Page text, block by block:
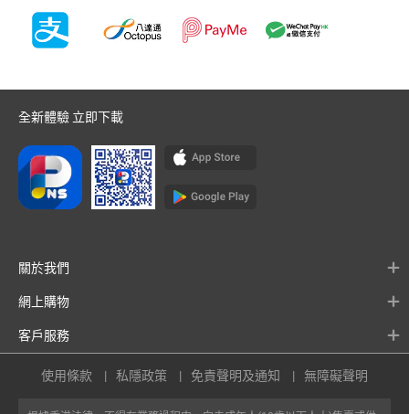
全新體驗 立即下載
關於我們
網上購物
客戶服務
使用條款 私隱政策 免責聲明及通知 無障礙聲明